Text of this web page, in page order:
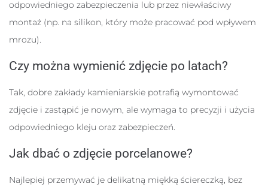
odpowiedniego zabezpieczenia lub przez niewłaściwy
montaż (np. na silikon, który może pracować pod wpływem
mrozu).
Czy można wymienić zdjęcie po latach?
Tak, dobre zakłady kamieniarskie potrafią wymontować
zdjęcie i zastąpić je nowym, ale wymaga to precyzji i użycia
odpowiedniego kleju oraz zabezpieczeń.
Jak dbać o zdjęcie porcelanowe?
Najlepiej przemywać je delikatną miękką ściereczką, bez